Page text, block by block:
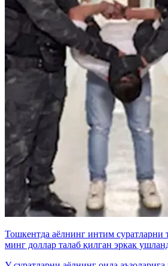
Тошкентда аёлнинг интим суратларни
минг доллар талаб қилган эркак